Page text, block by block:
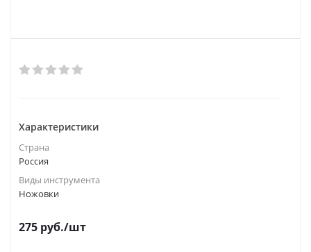
Характеристики
Страна
Россия
Виды инструмента
Ножовки
275 руб./шт